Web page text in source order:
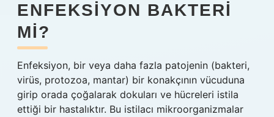
ENFEKSIYON BAKTERI
MI?
Enfeksiyon, bir veya daha fazla patojenin (bakteri,
virüs, protozoa, mantar) bir konakçının vücuduna
girip orada çoğalarak dokuları ve hücreleri istila
ettiği bir hastalıktır. Bu istilacı mikroorganizmalar